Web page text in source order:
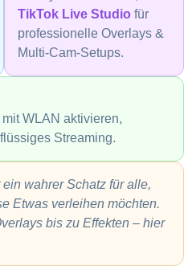
TikTok Live Studio für
professionelle Overlays &
Multi-Cam-Setups.
WLAN aktivieren,
Streaming.
wahrer Schatz für alle,
Etwas verleihen möchten.
bis zu Effekten – hier